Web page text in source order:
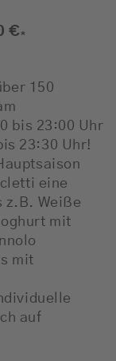
€ *
150
bis 23:00 Uhr
23:30 Uhr!
eine
z.B. Weiße
mit
mit
auf